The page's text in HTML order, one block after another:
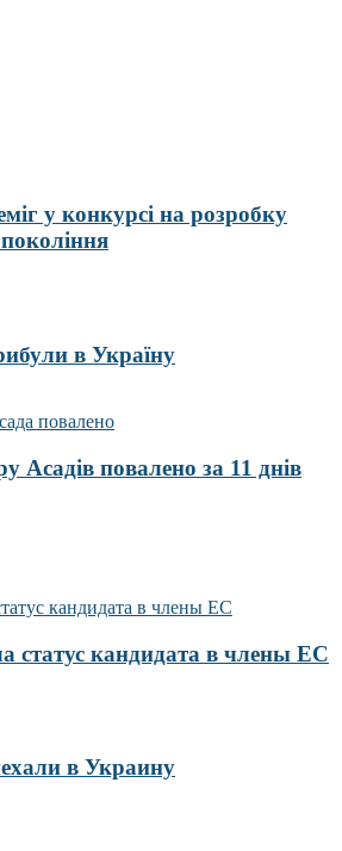
у конкурсі на розробку
в Україну
Асадів повалено за 11 днів
статус кандидата в члены ЕС
в Украину